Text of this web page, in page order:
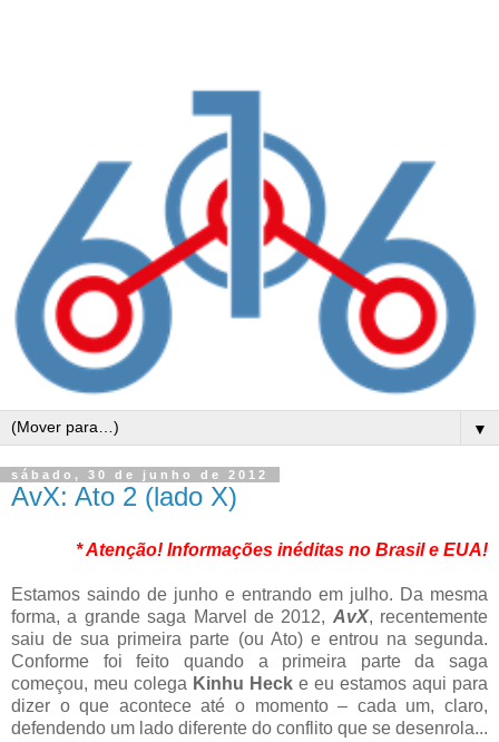
▼
sábado, 30 de junho de 2012
AvX: Ato 2 (lado X)
* Atenção! Informações inéditas no Brasil e EUA!
Estamos saindo de junho e entrando em julho. Da mesma
forma, a grande saga Marvel de 2012, AvX, recentemente
saiu de sua primeira parte (ou Ato) e entrou na segunda.
Conforme foi feito quando a primeira parte da saga
começou, meu colega Kinhu Heck e eu estamos aqui para
dizer o que acontece até o momento – cada um, claro,
defendendo um lado diferente do conflito que se desenrola...